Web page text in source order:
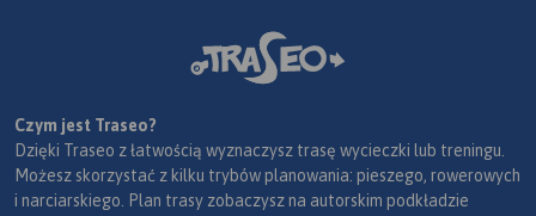
Czym jest Traseo?
Dzięki Traseo z łatwością wyznaczysz trasę wycieczki lub treningu.
Możesz skorzystać z kilku trybów planowania: pieszego, rowerowych
i narciarskiego. Plan trasy zobaczysz na autorskim podkładzie